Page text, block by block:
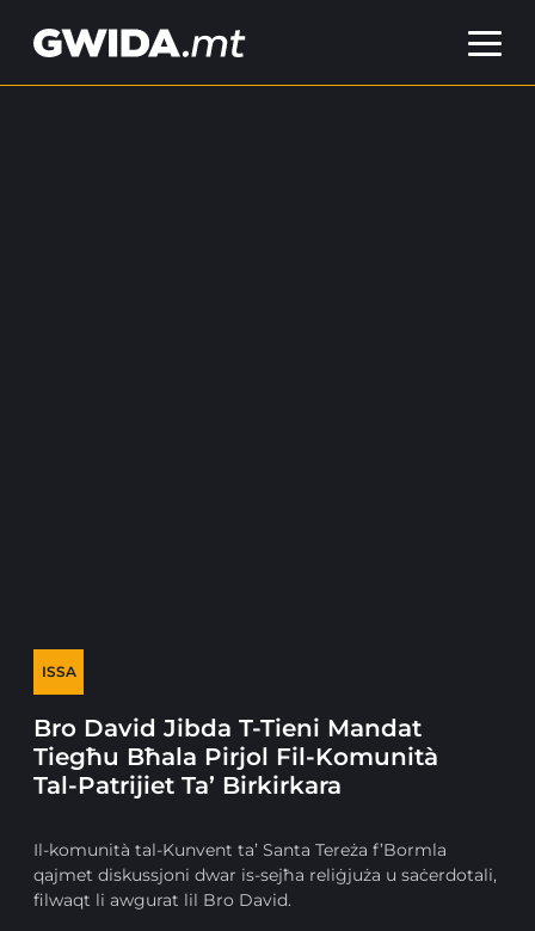
ISSA
Bro David Jibda T-Tieni Mandat
Tiegħu Bħala Pirjol Fil-Komunità
Tal-Patrijiet Ta’ Birkirkara
Il-komunità tal-Kunvent ta’ Santa Tereża f’Bormla
qajmet diskussjoni dwar is-sejħa reliġjuża u saċerdotali,
filwaqt li awgurat lil Bro David.